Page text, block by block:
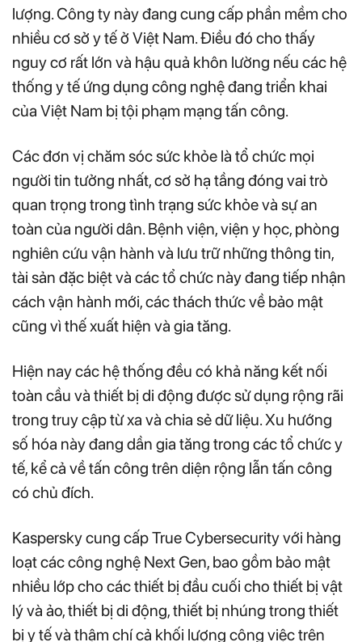
lượng. Công ty này đang cung cấp phần mềm cho
nhiều cơ sở y tế ở Việt Nam. Điều đó cho thấy
nguy cơ rất lớn và hậu quả khôn lường nếu các hệ
thống y tế ứng dụng công nghệ đang triển khai
của Việt Nam bị tội phạm mạng tấn công.
Các đơn vị chăm sóc sức khỏe là tổ chức mọi
người tin tưởng nhất, cơ sở hạ tầng đóng vai trò
quan trọng trong tình trạng sức khỏe và sự an
toàn của người dân. Bệnh viện, viện y học, phòng
nghiên cứu vận hành và lưu trữ những thông tin,
tài sản đặc biệt và các tổ chức này đang tiếp nhận
cách vận hành mới, các thách thức về bảo mật
cũng vì thế xuất hiện và gia tăng.
Hiện nay các hệ thống đều có khả năng kết nối
toàn cầu và thiết bị di động được sử dụng rộng rãi
trong truy cập từ xa và chia sẻ dữ liệu. Xu hướng
số hóa này đang dần gia tăng trong các tổ chức y
tế, kể cả về tấn công trên diện rộng lẫn tấn công
có chủ đích.
Kaspersky cung cấp True Cybersecurity với hàng
loạt các công nghệ Next Gen, bao gồm bảo mật
nhiều lớp cho các thiết bị đầu cuối cho thiết bị vật
lý và ảo, thiết bị di động, thiết bị nhúng trong thiết
bị y tế và thậm chí cả khối lượng công việc trên